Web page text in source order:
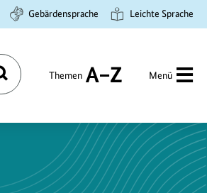
Gebärdensprache Leichte Sprache
Themen
A
Menü